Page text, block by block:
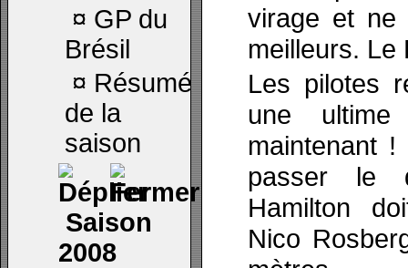
¤ GP du
Brésil
¤ Résumé
de la
saison
Saison
2008
virage et
meilleurs. Le
Les pilotes
une
maintenant
passer le
Hamilton
Nico